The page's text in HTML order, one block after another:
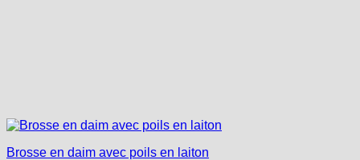
Brosse en daim avec poils en laiton